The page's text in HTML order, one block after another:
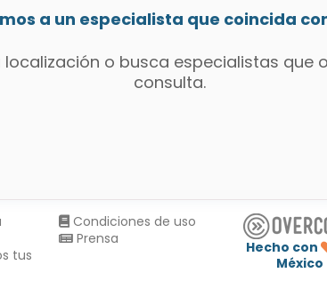
a un especialista que coincida
o busca especialistas que
consulta.
tus
Condiciones de uso
Prensa
Hecho con
México